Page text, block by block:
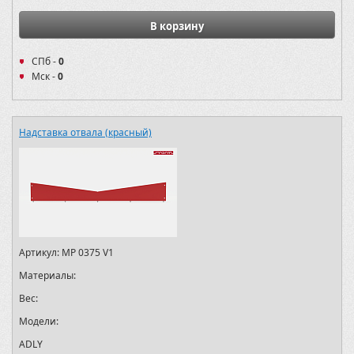
В корзину
СПб -0
Мск -0
Надставка отвала (красный)
Артикул: MP 0375 V1
Материалы:
Вес:
Модели:
ADLY